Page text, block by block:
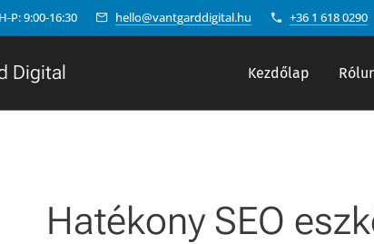
P: 9:00-16:30 hello@vantgarddigital.hu +36 1 618 0290
Digital Kezdőlap
Hatékony SEO